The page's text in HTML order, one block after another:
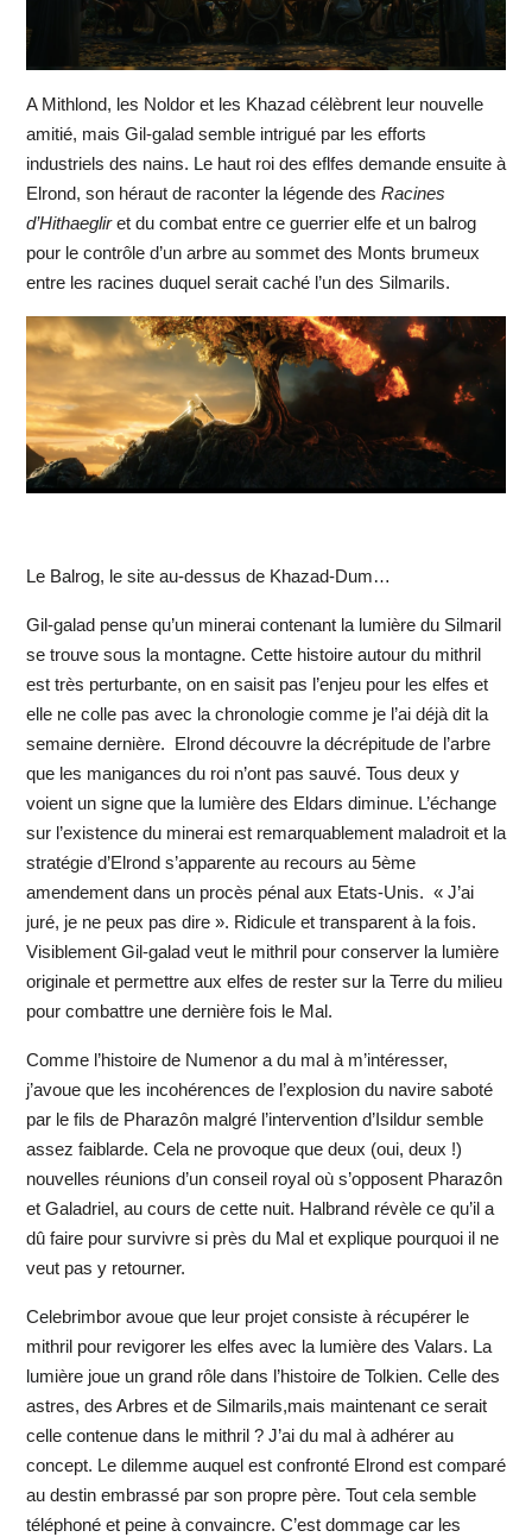
A Mithlond, les Noldor et les Khazad célèbrent leur nouvelle
amitié, mais Gil-galad semble intrigué par les efforts
industriels des nains. Le haut roi des eflfes demande ensuite à
Elrond, son héraut de raconter la légende des Racines
d’Hithaegliret du combat entre ce guerrier elfe et un balrog
pour le contrôle d’un arbre au sommet des Monts brumeux
entre les racines duquel serait caché l’un des Silmarils.
Le Balrog, le site au-dessus de Khazad-Dum…
Gil-galad pense qu’un minerai contenant la lumière du Silmaril
se trouve sous la montagne. Cette histoire autour du mithril
est très perturbante, on en saisit pas l’enjeu pour les elfes et
elle ne colle pas avec la chronologie comme je l’ai déjà dit la
semaine dernière. Elrond découvre la décrépitude de l’arbre
que les manigances du roi n’ont pas sauvé. Tous deux y
voient un signe que la lumière des Eldars diminue. L’échange
sur l’existence du minerai est remarquablement maladroit et la
stratégie d’Elrond s’apparente au recours au 5ème
amendement dans un procès pénal aux Etats-Unis. « J’ai
juré, je ne peux pas dire ». Ridicule et transparent à la fois.
Visiblement Gil-galad veut le mithril pour conserver la lumière
originale et permettre aux elfes de rester sur la Terre du milieu
pour combattre une dernière fois le Mal.
Comme l’histoire de Numenor a du mal à m’intéresser,
j’avoue que les incohérences de l’explosion du navire saboté
par le fils de Pharazôn malgré l’intervention d’Isildur semble
assez faiblarde. Cela ne provoque que deux (oui, deux !)
nouvelles réunions d’un conseil royal où s’opposent Pharazôn
et Galadriel, au cours de cette nuit. Halbrand révèle ce qu’il a
dû faire pour survivre si près du Mal et explique pourquoi il ne
veut pas y retourner.
Celebrimbor avoue que leur projet consiste à récupérer le
mithril pour revigorer les elfes avec la lumière des Valars. La
lumière joue un grand rôle dans l’histoire de Tolkien. Celle des
astres, des Arbres et de Silmarils,mais maintenant ce serait
celle contenue dans le mithril ? J’ai du mal à adhérer au
concept. Le dilemme auquel est confronté Elrond est comparé
au destin embrassé par son propre père. Tout cela semble
téléphoné et peine à convaincre. C’est dommage car les